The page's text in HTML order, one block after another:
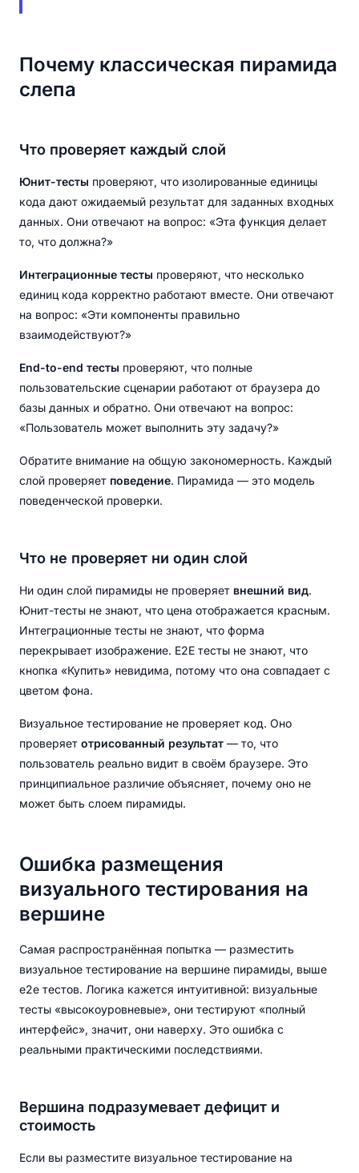
Почему классическая пирамида
слепа
Что проверяет каждый слой
Юнит-тесты проверяют, что изолированные единицы
кода дают ожидаемый результат для заданных входных
данных. Они отвечают на вопрос: «Эта функция делает
то, что должна?»
Интеграционные тесты проверяют, что несколько
единиц кода корректно работают вместе. Они отвечают
на вопрос: «Эти компоненты правильно
взаимодействуют?»
End-to-end тесты проверяют, что полные
пользовательские сценарии работают от браузера до
базы данных и обратно. Они отвечают на вопрос:
«Пользователь может выполнить эту задачу?»
Обратите внимание на общую закономерность. Каждый
слой проверяет поведение. Пирамида — это модель
поведенческой проверки.
Что не проверяет ни один слой
Ни один слой пирамиды не проверяет внешний вид.
Юнит-тесты не знают, что цена отображается красным.
Интеграционные тесты не знают, что форма
перекрывает изображение. E2E тесты не знают, что
кнопка «Купить» невидима, потому что она совпадает с
цветом фона.
Визуальное тестирование не проверяет код. Оно
проверяет отрисованный результат — то, что
пользователь реально видит в своём браузере. Это
принципиальное различие объясняет, почему оно не
может быть слоем пирамиды.
Ошибка размещения
визуального тестирования на
вершине
Самая распространённая попытка — разместить
визуальное тестирование на вершине пирамиды, выше
e2e тестов. Логика кажется интуитивной: визуальные
тесты «высокоуровневые», они тестируют «полный
интерфейс», значит, они наверху. Это ошибка с
реальными практическими последствиями.
Вершина подразумевает дефицит и
стоимость
Если вы разместите визуальное тестирование на